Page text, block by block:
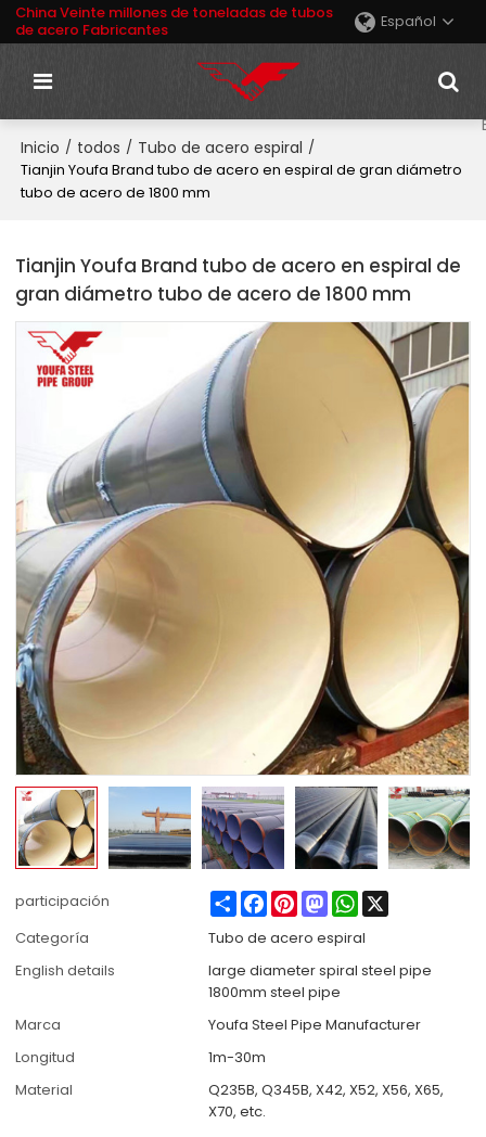
China Veinte millones de toneladas de tubos
de acero Fabricantes
Español
Inicio / todos / Tubo de acero espiral /
Tianjin Youfa Brand tubo de acero en espiral de gran diámetro
tubo de acero de 1800 mm
Tianjin Youfa Brand tubo de acero en espiral de
gran diámetro tubo de acero de 1800 mm
participación ShareFacebook
PinterestMastodonWhatsApp
Categoría
Tubo de acero espiral
English details
large diameter spiral steel pipe
1800mm steel pipe
Marca
Youfa Steel Pipe Manufacturer
Longitud
1m-30m
Material
Q235B, Q345B, X42, X52, X56, X65,
X70, etc.